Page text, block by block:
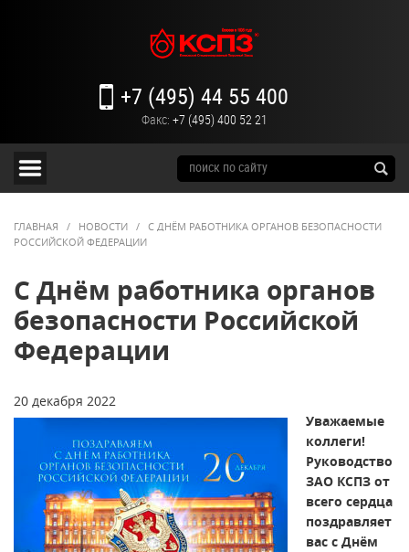
+7 (495) 44 55 400
Факс: +7 (495) 400 52 21
ГЛАВНАЯ / НОВОСТИ /
С ДНЁМ РАБОТНИКА ОРГАНОВ БЕЗОПАСНОСТИ
РОССИЙСКОЙ ФЕДЕРАЦИИ
С Днём работника органов
безопасности Российской
Федерации
20 декабря 2022
Уважаемые
коллеги!
Руководство
ЗАО КСПЗ от
всего сердца
поздравляет
вас с Днём